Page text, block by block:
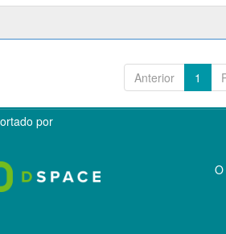
Anterior 1
por